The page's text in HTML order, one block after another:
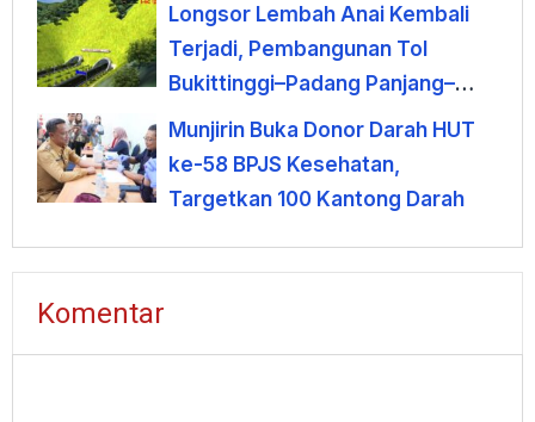
Longsor Lembah Anai Kembali
Terjadi, Pembangunan Tol
Bukittinggi–Padang Panjang–
Sicincin Dinilai Mendesak
Munjirin Buka Donor Darah HUT
ke-58 BPJS Kesehatan,
Targetkan 100 Kantong Darah
Komentar